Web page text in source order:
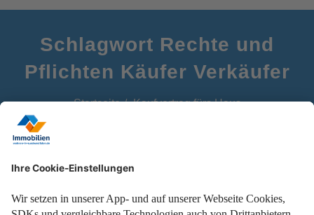
Schlagwort Rechte und
Pflichten Käufer Verkäufer
Startseite Kaufvertrag fürs Haus
Was im Vertrag stehen muss, welche Kosten anfallen und